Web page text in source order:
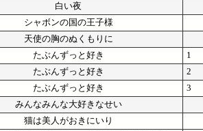
白い夜
シャボンの国の王子様
天使の胸のぬくもりに
たぶんずっと好き
1
たぶんずっと好き
2
たぶんずっと好き
3
みんなみんな大好きなせい
猫は美人がおきにいり